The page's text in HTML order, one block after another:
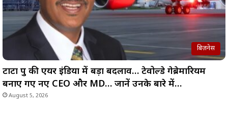
बिज़नेस
टाटा ग्रुप की एयर इंडिया में बड़ा बदलाव… टेवोल्डे गेब्रेमारियम
बनाए गए नए CEO और MD… जानें उनके बारे में…
August 5, 2026